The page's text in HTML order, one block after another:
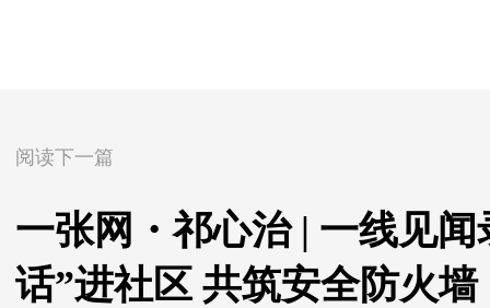
阅读下一篇
一张网・祁心治 | 一线见
话”进社区 共筑安全防火墙